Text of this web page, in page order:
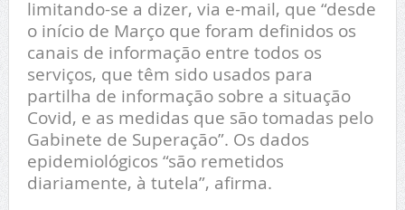
limitando-se a dizer, via e-mail, que “desde
o início de Março que foram definidos os
canais de informação entre todos os
serviços, que têm sido usados para
partilha de informação sobre a situação
Covid, e as medidas que são tomadas pelo
Gabinete de Superação”. Os dados
epidemiológicos “são remetidos
diariamente, à tutela”, afirma.